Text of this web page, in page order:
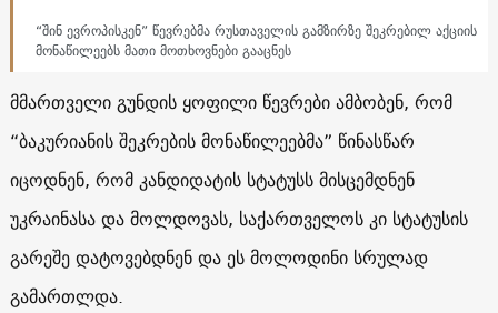
“შინ ევროპისკენ” წევრებმა რუსთაველის გამზირზე შეკრებილ აქციის
მონაწილეებს მათი მოთხოვნები გააცნეს
მმართველი გუნდის ყოფილი წევრები ამბობენ, რომ
“ბაკურიანის შეკრების მონაწილეებმა” წინასწარ
იცოდნენ, რომ კანდიდატის სტატუსს მისცემდნენ
უკრაინასა და მოლდოვას, საქართველოს კი სტატუსის
გარეშე დატოვებდნენ და ეს მოლოდინი სრულად
გამართლდა.